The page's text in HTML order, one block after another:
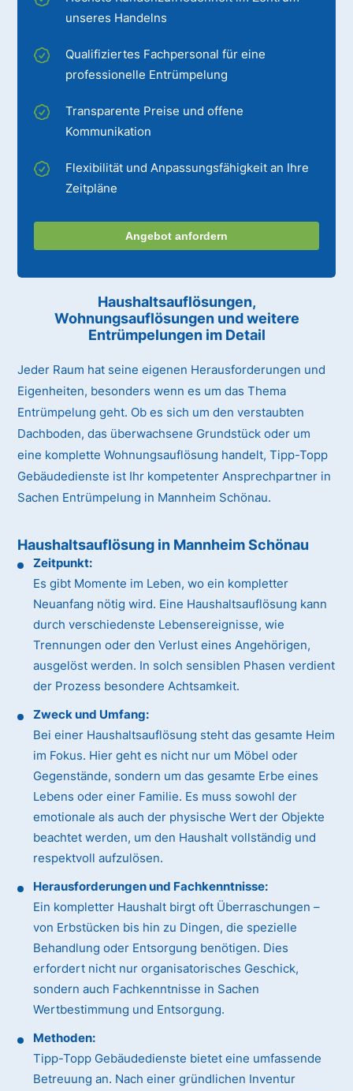
unseres Handelns
Qualifiziertes Fachpersonal für eine
professionelle Entrümpelung
Transparente Preise und offene
Kommunikation
Flexibilität und Anpassungsfähigkeit an Ihre
Zeitpläne
Angebot anfordern
Haushaltsauflösungen,
Wohnungsauflösungen und weitere
Entrümpelungen im Detail
Jeder Raum hat seine eigenen Herausforderungen und
Eigenheiten, besonders wenn es um das Thema
Entrümpelung geht. Ob es sich um den verstaubten
Dachboden, das überwachsene Grundstück oder um
eine komplette Wohnungsauflösung handelt, Tipp-Topp
Gebäudedienste ist Ihr kompetenter Ansprechpartner in
Sachen Entrümpelung in Mannheim Schönau.
Haushaltsauflösung in Mannheim Schönau
Zeitpunkt:
Es gibt Momente im Leben, wo ein kompletter
Neuanfang nötig wird. Eine Haushaltsauflösung kann
durch verschiedenste Lebensereignisse, wie
Trennungen oder den Verlust eines Angehörigen,
ausgelöst werden. In solch sensiblen Phasen verdient
der Prozess besondere Achtsamkeit.
Zweck und Umfang:
Bei einer Haushaltsauflösung steht das gesamte Heim
im Fokus. Hier geht es nicht nur um Möbel oder
Gegenstände, sondern um das gesamte Erbe eines
Lebens oder einer Familie. Es muss sowohl der
emotionale als auch der physische Wert der Objekte
beachtet werden, um den Haushalt vollständig und
respektvoll aufzulösen.
Herausforderungen und Fachkenntnisse:
Ein kompletter Haushalt birgt oft Überraschungen –
von Erbstücken bis hin zu Dingen, die spezielle
Behandlung oder Entsorgung benötigen. Dies
erfordert nicht nur organisatorisches Geschick,
sondern auch Fachkenntnisse in Sachen
Wertbestimmung und Entsorgung.
Methoden:
Tipp-Topp Gebäudedienste bietet eine umfassende
Betreuung an. Nach einer gründlichen Inventur